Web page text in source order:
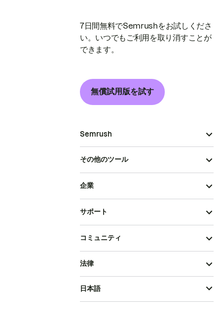
7日間無料でSemrushをお試しくださ
い。いつでもご利用を取り消すことが
できます。
無償試用版を試す
Semrush
その他のツール
企業
サポート
コミュニティ
法律
日本語